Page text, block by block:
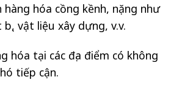
hàng hóa cồng kềnh, nặng như
vật liệu xây dựng, v.v.
hóa tại các địa điểm có không
tiếp cận.